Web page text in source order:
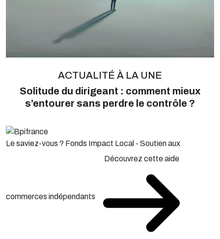
ACTUALITÉ À LA UNE
Solitude du dirigeant : comment mieux
s’entourer sans perdre le contrôle ?
Le saviez-vous ? Fonds Impact Local - Soutien aux
commerces indépendants
Découvrez cette aide